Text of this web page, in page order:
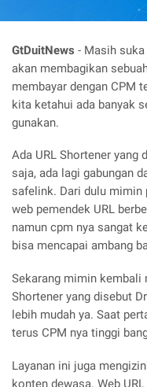
GtDuitNews - Masih
akan membagikan
membayar dengan CPM
kita ketahui ada banyak
gunakan.
Ada URL Shortener yang
saja, ada lagi gabungan
safelink. Dari dulu mimin
web pemendek URL
namun cpm nya sangat
bisa mencapai ambang
Sekarang mimin kembali
Shortener yang disebut
lebih mudah ya. Saat
terus CPM nya tinggi
Layanan ini juga
konten dewasa. Web